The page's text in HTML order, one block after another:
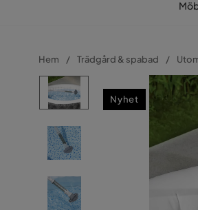
Hem Trädgård & spabad
Nyhet